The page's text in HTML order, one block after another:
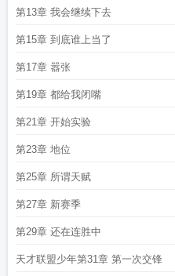
第13章 我会继续下去
第15章 到底谁上当了
第17章 嚣张
第19章 都给我闭嘴
第21章 开始实验
第23章 地位
第25章 所谓天赋
第27章 新赛季
第29章 还在连胜中
天才联盟少年第31章 第一次交锋